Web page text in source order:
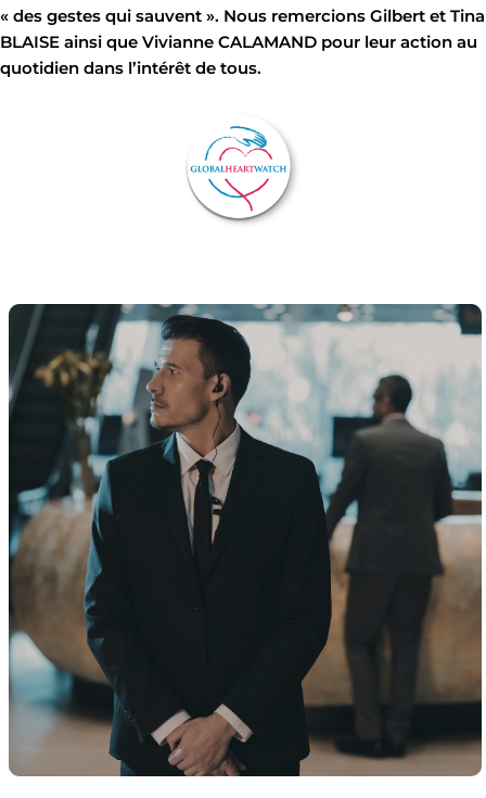
« des gestes qui sauvent ». Nous remercions Gilbert et Tina
BLAISE ainsi que Vivianne CALAMAND pour leur action au
quotidien dans l’intérêt de tous.